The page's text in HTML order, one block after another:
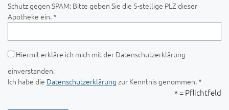
Schutz gegen SPAM: Bitte geben Sie die 5-stellige PLZ dieser
Apotheke ein. *
Hiermit erkläre ich mich mit der Datenschutzerklärung
einverstanden.
Ich habe die Datenschutzerklärung zur Kenntnis genommen. *
* = Pflichtfeld